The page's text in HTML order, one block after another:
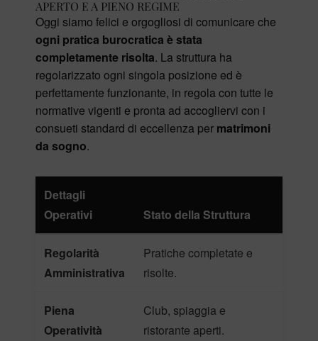
APERTO E A PIENO REGIME
Oggi siamo felici e orgogliosi di comunicare che
ogni pratica burocratica è stata
completamente risolta. La struttura ha
regolarizzato ogni singola posizione ed è
perfettamente funzionante, in regola con tutte le
normative vigenti e pronta ad accogliervi con i
consueti standard di eccellenza per matrimoni
da sogno.
Dettagli
Operativi
Stato della Struttura
Regolarità
Amministrativa
Pratiche completate e
risolte.
Piena
Operatività
Club, spiaggia e
ristorante aperti.